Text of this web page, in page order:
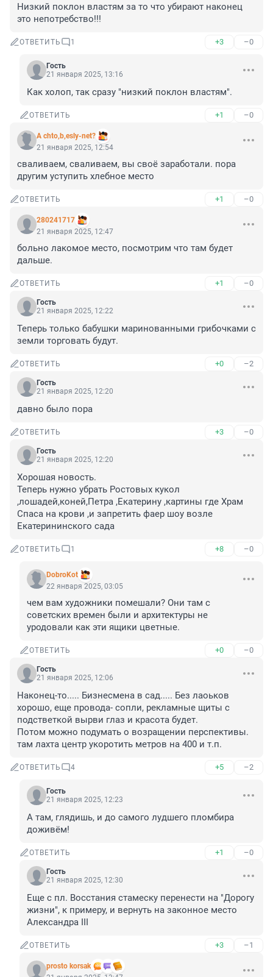
Низкий поклон властям за то что убирают наконец
это непотребство!!!
ОТВЕТИТЬ 1 +3 –0
Гость
21 января 2025, 13:16
Как холоп, так сразу "низкий поклон властям".
ОТВЕТИТЬ +1 –0
A chto,b,esly-net?
21 января 2025, 12:54
сваливаем, сваливаем, вы своё заработали. пора
другим уступить хлебное место
ОТВЕТИТЬ +1 –0
280241717
21 января 2025, 12:47
больно лакомое место, посмотрим что там будет
дальше.
ОТВЕТИТЬ +1 –0
Гость
21 января 2025, 12:22
Теперь только бабушки маринованными грибочками с
земли торговать будут.
ОТВЕТИТЬ +0 –2
Гость
21 января 2025, 12:20
давно было пора
ОТВЕТИТЬ +3 –0
Гость
21 января 2025, 12:20
Хорошая новость.
Теперь нужно убрать Ростовых кукол
,лошадей,коней,Петра ,Екатерину ,картины где Храм
Спаса на крови ,и запретить фаер шоу возле
Екатерининского сада
ОТВЕТИТЬ 1 +8 –0
DobroKot
22 января 2025, 03:05
чем вам художники помешали? Они там с
советских времен были и архитектуры не
уродовали как эти ящики цветные.
ОТВЕТИТЬ +0 –0
Гость
21 января 2025, 12:06
Наконец-то..... Бизнесмена в сад..... Без лаоьков
хорошо, еще провода- сопли, рекламные щиты с
подстветкой вырви глаз и красота будет.
Потом можно подумать о возращении перспективы.
там лахта центр укоротить метров на 400 и т.п.
ОТВЕТИТЬ 4 +5 –2
Гость
21 января 2025, 12:23
А там, глядишь, и до самого лудшего пломбира
доживём!
ОТВЕТИТЬ +1 –0
Гость
21 января 2025, 12:30
Еще с пл. Восстания стамеску перенести на "Дорогу
жизни", к примеру, и вернуть на законное место
Александра III
ОТВЕТИТЬ +3 –1
prosto korsak